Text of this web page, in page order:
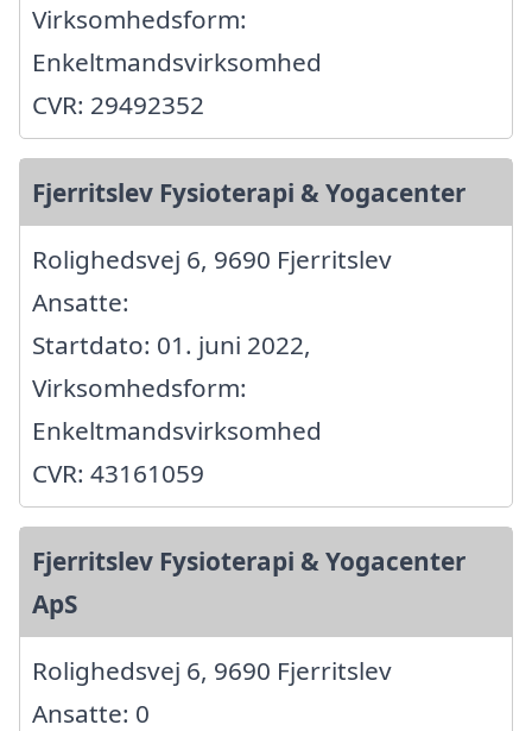
Virksomhedsform:
Enkeltmandsvirksomhed
CVR: 29492352
Fjerritslev Fysioterapi & Yogacenter
Rolighedsvej 6, 9690 Fjerritslev
Ansatte:
Startdato: 01. juni 2022,
Virksomhedsform:
Enkeltmandsvirksomhed
CVR: 43161059
Fjerritslev Fysioterapi & Yogacenter
ApS
Rolighedsvej 6, 9690 Fjerritslev
Ansatte: 0